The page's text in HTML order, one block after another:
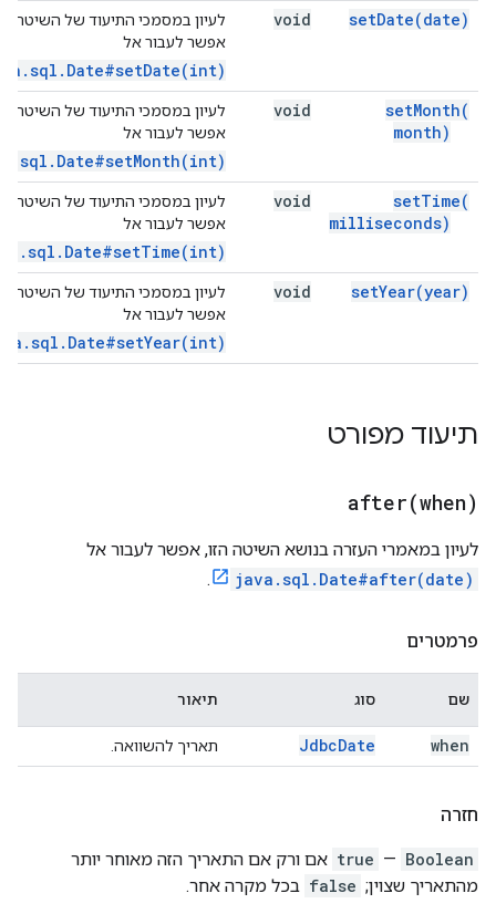
setDate(date)
void
לעיון במסמכי התיעוד של השיטה
אפשר לעבור אל
setMonth(
month)
void
לעיון במסמכי התיעוד של השיטה
אפשר לעבור אל
setTime(
milliseconds)
void
לעיון במסמכי התיעוד של השיטה
אפשר לעבור אל
setYear(year)
void
לעיון במסמכי התיעוד של השיטה
אפשר לעבור אל
תיעוד מפורט
after(when)
לעיון במאמרי העזרה בנושא השיטה הזו, אפשר לעבור אל
java.sql.Date#after(date)
.
פרמטרים
שם סוג תיאור
when
JdbcDate תאריך להשוואה.
חזרה
Boolean
—
true אם ורק אם התאריך הזה מאוחר יותר
מהתאריך שצוין; false בכל מקרה אחר.